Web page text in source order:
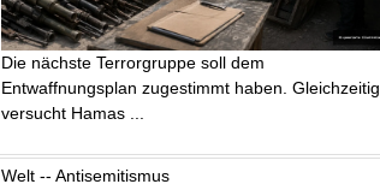
Die nächste Terrorgruppe soll dem
Entwaffnungsplan zugestimmt haben. Gleichzeitig
versucht Hamas ...
Welt -- Antisemitismus